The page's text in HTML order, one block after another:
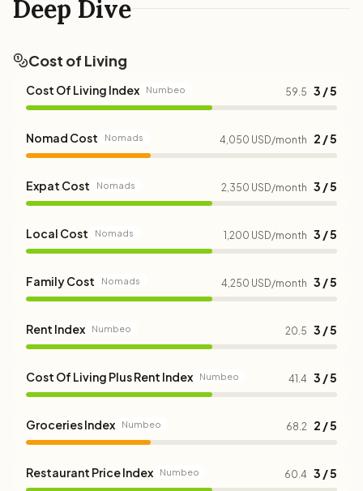
Deep Dive
Cost of Living
Cost Of Living Index Numbeo 59.5 3 / 5
Nomad Cost Nomads 4,050 USD/month 2 / 5
Expat Cost Nomads 2,350 USD/month 3 / 5
Local Cost Nomads 1,200 USD/month 3 / 5
Family Cost Nomads 4,250 USD/month 3 / 5
Rent Index Numbeo 20.5 3 / 5
Cost Of Living Plus Rent Index Numbeo 41.4 3 / 5
Groceries Index Numbeo 68.2 2 / 5
Restaurant Price Index Numbeo 60.4 3 / 5